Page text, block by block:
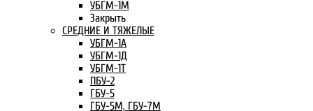
УБГМ-1М
Закрыть
СРЕДНИЕ И ТЯЖЕЛЫЕ
УБГМ-1А
УБГМ-1Д
УБГМ-1Т
ПБУ-2
ГБУ-5
ГБУ-5М, ГБУ-7М